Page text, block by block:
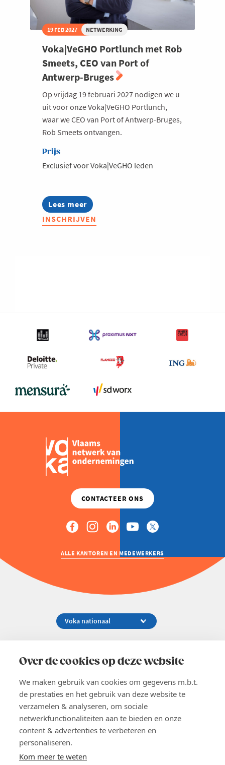
Over de cookies op deze website
We maken gebruik van cookies om gegevens m.b.t.
de prestaties en het gebruik van deze website te
verzamelen & analyseren, om sociale
netwerkfunctionaliteiten aan te bieden en onze
content & advertenties te verbeteren en
personaliseren.
Kom meer te weten
19 FEB 2027 NETWERKING
Voka|VeGHO Portlunch met Rob
Smeets, CEO van Port of
Antwerp-Bruges
Op vrijdag 19 februari 2027 nodigen we u
uit voor onze Voka|VeGHO Portlunch,
waar we CEO van Port of Antwerp-Bruges,
Rob Smeets ontvangen.
Prijs
Exclusief voor Voka|VeGHO leden
Lees meer
about
Voka|VeGHO
Portlunch
INSCHRIJVEN
ALLE KANTOREN EN MEDEWERKERS
02 229 81 11
EN